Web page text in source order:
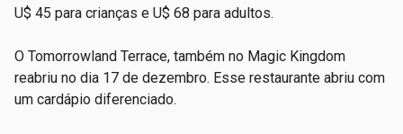
U$ 45 para crianças e U$ 68 para adultos.
O Tomorrowland Terrace, também no Magic Kingdom
reabriu no dia 17 de dezembro. Esse restaurante abriu com
um cardápio diferenciado.